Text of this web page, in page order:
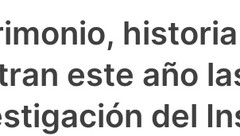
este año
del